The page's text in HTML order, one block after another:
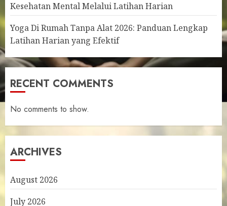
Kesehatan Mental Melalui Latihan Harian
Yoga Di Rumah Tanpa Alat 2026: Panduan Lengkap
Latihan Harian yang Efektif
RECENT COMMENTS
No comments to show.
ARCHIVES
August 2026
July 2026